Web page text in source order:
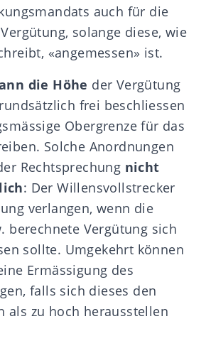
auch für die
solange diese, wie
«angemessen» ist.
die Höhe der Vergütung
frei beschliessen
Obergrenze für das
Solche Anordnungen
Rechtsprechung nicht
: Der Willensvollstrecker
verlangen, wenn die
berechnete Vergütung sich
sollte. Umgekehrt können
Ermässigung des
falls sich dieses den
als zu hoch herausstellen